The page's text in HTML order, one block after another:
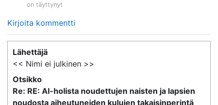
on täyttynyt
Kirjoita kommentti
Lähettäjä
<< Nimi ei julkinen >>
Otsikko
Re: RE: Al-holista noudettujen naisten ja lapsien
noudosta aiheutuneiden kulujen takaisinperintä